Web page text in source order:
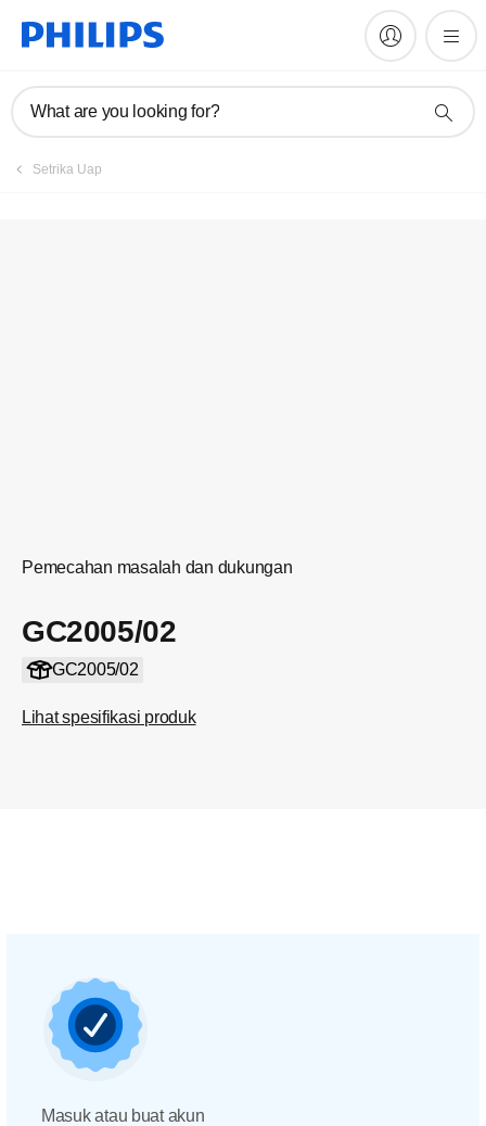
What are you looking for?
Setrika Uap
Pemecahan masalah dan dukungan
GC2005/02
GC2005/02
Lihat spesifikasi produk
Daftarkan produk
Masuk atau buat akun